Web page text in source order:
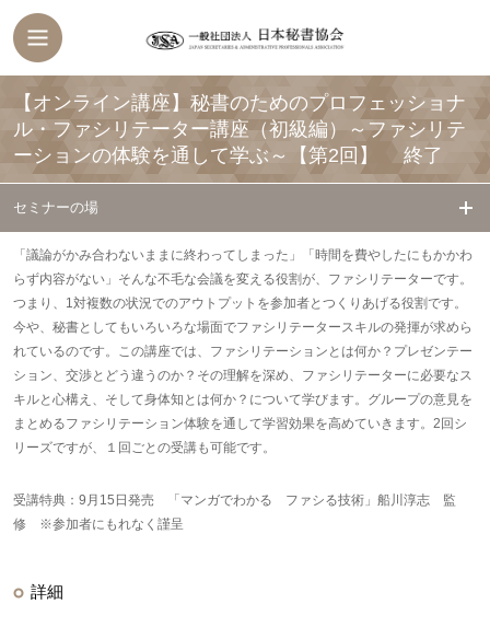
【オンライン講座】秘書のためのプロフェッショナ
ル・ファシリテーター講座（初級編）～ファシリテ
ーションの体験を通して学ぶ～【第2回】 終了
セミナーの場
「議論がかみ合わないままに終わってしまった」「時間を費やしたにもかかわ
らず内容がない」そんな不毛な会議を変える役割が、ファシリテーターです。
つまり、1対複数の状況でのアウトプットを参加者とつくりあげる役割です。
今や、秘書としてもいろいろな場面でファシリテータースキルの発揮が求めら
れているのです。この講座では、ファシリテーションとは何か？プレゼンテー
ション、交渉とどう違うのか？その理解を深め、ファシリテーターに必要なス
キルと心構え、そして身体知とは何か？について学びます。グループの意見を
まとめるファシリテーション体験を通して学習効果を高めていきます。2回シ
リーズですが、１回ごとの受講も可能です。
受講特典：9月15日発売 「マンガでわかる ファシる技術」船川淳志 監
修 ※参加者にもれなく謹呈
詳細